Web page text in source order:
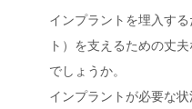
インプラントを埋入す
ト）を支えるための丈
でしょうか。
インプラントが必要な